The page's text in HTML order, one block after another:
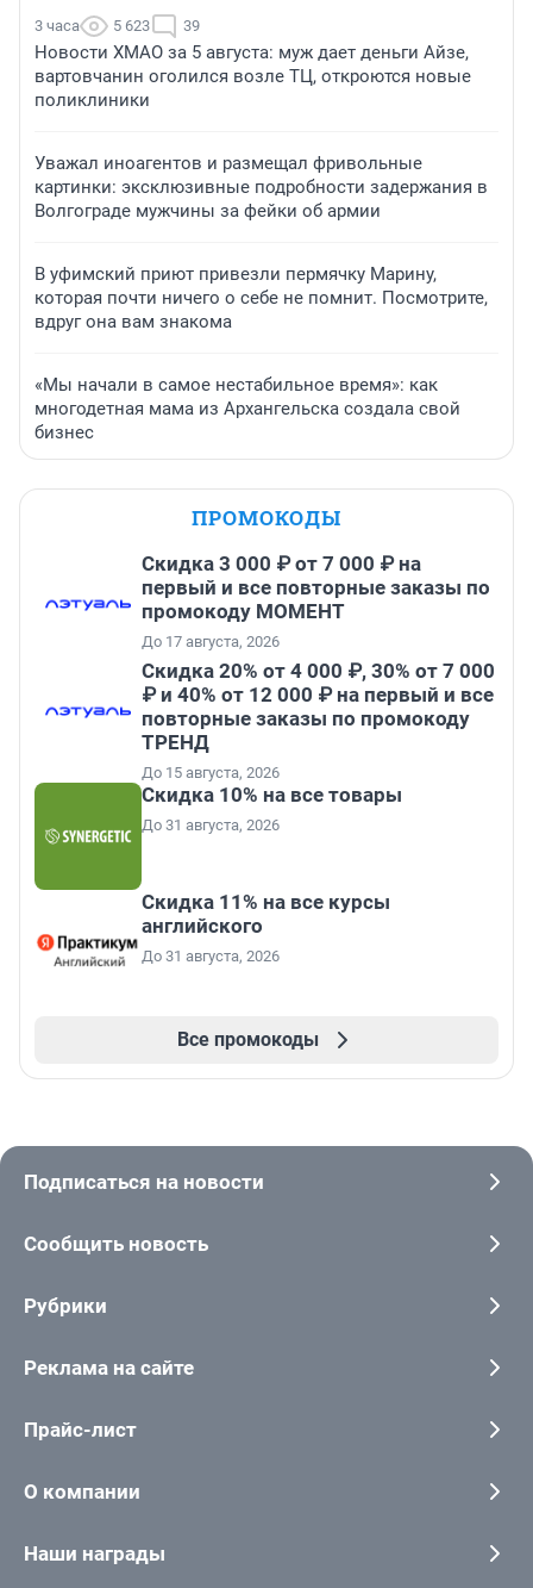
3 часа 5 623 39
Новости ХМАО за 5 августа: муж дает деньги Айзе,
вартовчанин оголился возле ТЦ, откроются новые
поликлиники
Уважал иноагентов и размещал фривольные
картинки: эксклюзивные подробности задержания в
Волгограде мужчины за фейки об армии
В уфимский приют привезли пермячку Марину,
которая почти ничего о себе не помнит. Посмотрите,
вдруг она вам знакома
«Мы начали в самое нестабильное время»: как
многодетная мама из Архангельска создала свой
бизнес
ПРОМОКОДЫ
Скидка 3 000 ₽ от 7 000 ₽ на
первый и все повторные заказы по
промокоду МОМЕНТ
До 17 августа, 2026
Скидка 20% от 4 000 ₽, 30% от 7 000
₽ и 40% от 12 000 ₽ на первый и все
повторные заказы по промокоду
ТРЕНД
До 15 августа, 2026
Скидка 10% на все товары
До 31 августа, 2026
Скидка 11% на все курсы
английского
До 31 августа, 2026
Все промокоды
Подписаться на новости
Сообщить новость
Рубрики
Реклама на сайте
Прайс-лист
О компании
Наши награды